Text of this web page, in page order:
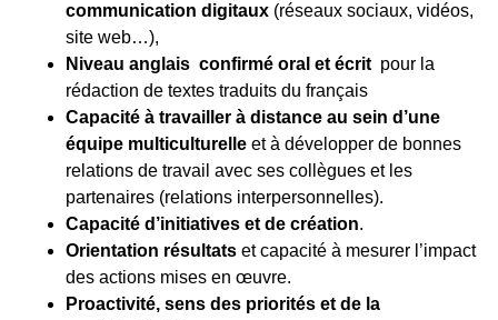
communication digitaux(réseaux sociaux, vidéos,
site web…),
Niveau anglais confirmé oral et écrit pour la
rédaction de textes traduits du français
Capacité à travailler à distance au sein d’une
équipe multiculturelleet à développer de bonnes
relations de travail avec ses collègues et les
partenaires (relations interpersonnelles).
Capacité d’initiatives et de création.
Orientation résultatset capacité à mesurer l’impact
des actions mises en œuvre.
Proactivité, sens des priorités et de la